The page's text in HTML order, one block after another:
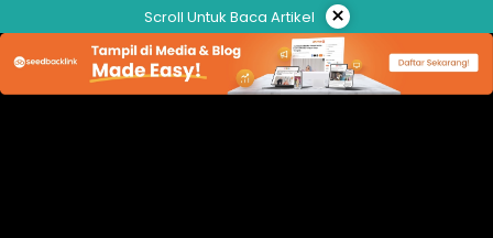
ke
konten
Scroll Untuk Baca Artikel ×